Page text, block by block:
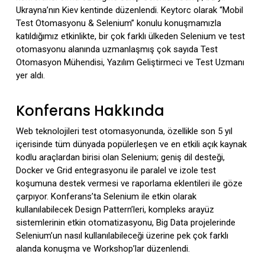
Ukrayna’nın Kiev kentinde düzenlendi. Keytorc olarak “Mobil
Test Otomasyonu & Selenium” konulu konuşmamızla
katıldığımız etkinlikte, bir çok farklı ülkeden Selenium ve test
otomasyonu alanında uzmanlaşmış çok sayıda Test
Otomasyon Mühendisi, Yazılım Geliştirmeci ve Test Uzmanı
yer aldı.
Konferans Hakkında
Web teknolojileri test otomasyonunda, özellikle son 5 yıl
içerisinde tüm dünyada popülerleşen ve en etkili açık kaynak
kodlu araçlardan birisi olan Selenium; geniş dil desteği,
Docker ve Grid entegrasyonu ile paralel ve izole test
koşumuna destek vermesi ve raporlama eklentileri ile göze
çarpıyor. Konferans’ta Selenium ile etkin olarak
kullanılabilecek Design Pattern’leri, kompleks arayüz
sistemlerinin etkin otomatizasyonu, Big Data projelerinde
Selenium’un nasıl kullanılabileceği üzerine pek çok farklı
alanda konuşma ve Workshop’lar düzenlendi.